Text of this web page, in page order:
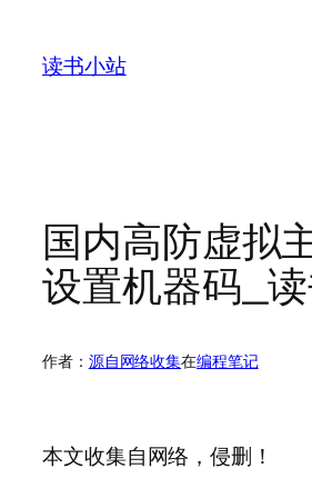
读书小站
国内高防虚拟
设置机器码_
作者： 源自网络收集在编程笔记
本文收集自网络，侵删！